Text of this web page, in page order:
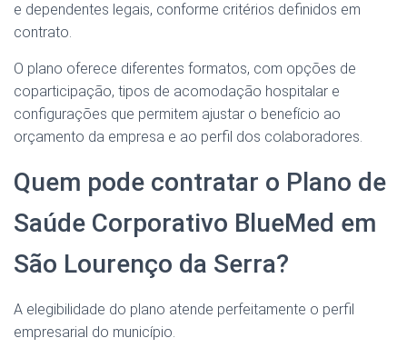
e dependentes legais, conforme critérios definidos em
contrato.
O plano oferece diferentes formatos, com opções de
coparticipação, tipos de acomodação hospitalar e
configurações que permitem ajustar o benefício ao
orçamento da empresa e ao perfil dos colaboradores.
Quem pode contratar o Plano de
Saúde Corporativo BlueMed em
São Lourenço da Serra?
A elegibilidade do plano atende perfeitamente o perfil
empresarial do município.